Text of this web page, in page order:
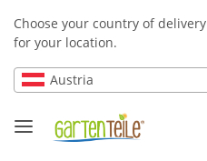
Choose your country of
for your location.
Austria